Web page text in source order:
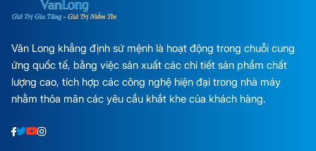
Vân Long khẳng định sứ mệnh là hoạt động trong chuỗi cung
ứng quốc tế, bằng việc sản xuất các chi tiết sản phẩm chất
lượng cao, tích hợp các công nghệ hiện đại trong nhà máy
nhằm thỏa mãn các yêu cầu khắt khe của khách hàng.